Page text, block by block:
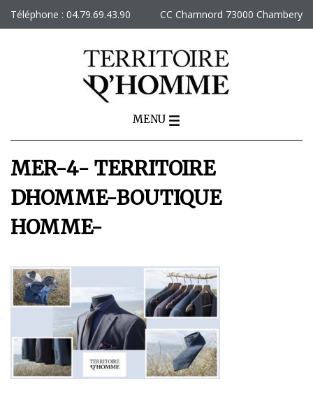
Téléphone : 04.79.69.43.90 CC Chamnord 73000 Chambery
MENU
MER-4- TERRITOIRE
DHOMME-BOUTIQUE
HOMME-